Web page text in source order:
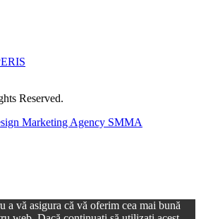
Reserved.
Marketing Agency SMMA
a vă asigura că vă oferim cea mai bună